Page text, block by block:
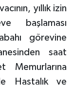
yıllık izin
başlaması
görevine
saat
Memurlarına
Hastalık ve